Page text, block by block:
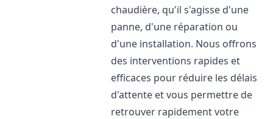
chaudière, qu'il s'agisse d'une
panne, d'une réparation ou
d'une installation. Nous offrons
des interventions rapides et
efficaces pour réduire les délais
d'attente et vous permettre de
retrouver rapidement votre